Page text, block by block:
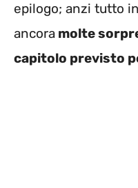
epilogo; anzi tutto
ancora molte
capitolo previsto